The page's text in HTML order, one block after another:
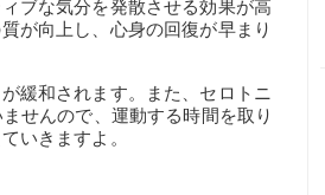
ブな気分を発散させる効果が高
が向上し、心身の回復が早まり
緩和されます。また、セロトニ
せんので、運動する時間を取り
いきますよ。